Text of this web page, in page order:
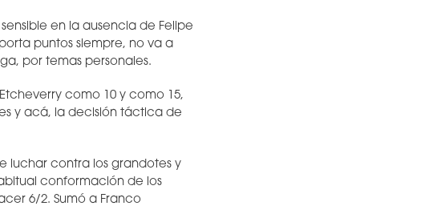
en la ausencia de Felipe
puntos siempre, no va a
por temas personales.
como 10 y como 15,
y acá, la decisión táctica de
luchar contra los grandotes y
conformación de los
6/2. Sumó a Franco